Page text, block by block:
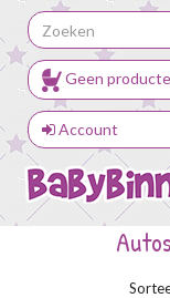
Geen
Account